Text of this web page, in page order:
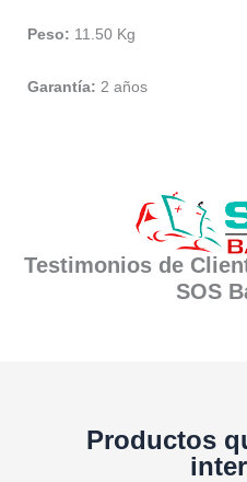
Peso: 11.50 Kg
Garantía: 2 años
Testimonios de
SOS
Productos